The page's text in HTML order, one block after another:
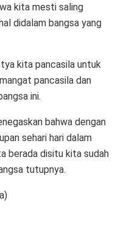
kita mesti saling
didalam bangsa yang
kita pancasila untuk
pancasila dan
ini.
bahwa dengan
sehari hari dalam
berada disitu kita sudah
tutupnya.